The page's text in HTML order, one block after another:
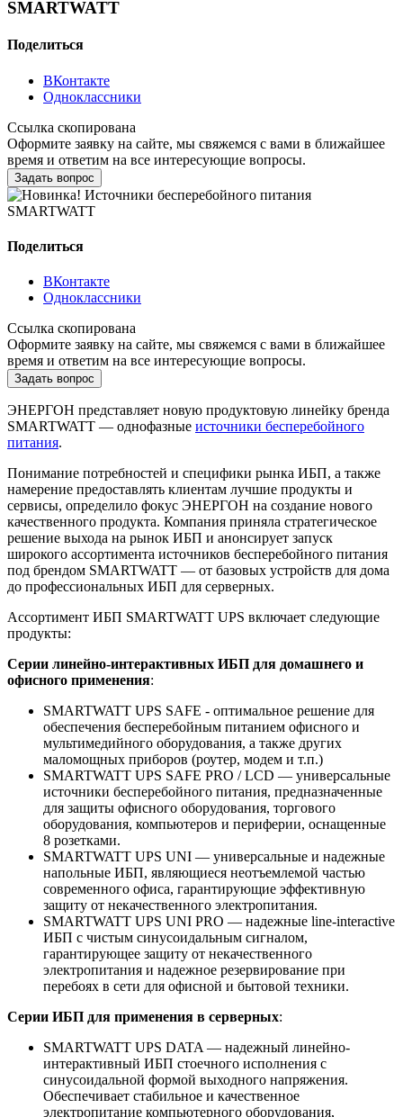
SMARTWATT
Поделиться
ВКонтакте
Одноклассники
Ссылка скопирована
Оформите заявку на сайте, мы свяжемся с вами в ближайшее
время и ответим на все интересующие вопросы.
Задать вопрос
Поделиться
ВКонтакте
Одноклассники
Ссылка скопирована
Оформите заявку на сайте, мы свяжемся с вами в ближайшее
время и ответим на все интересующие вопросы.
Задать вопрос
ЭНЕРГОН представляет новую продуктовую линейку бренда
SMARTWATT — однофазные источники бесперебойного
питания.
Понимание потребностей и специфики рынка ИБП, а также
намерение предоставлять клиентам лучшие продукты и
сервисы, определило фокус ЭНЕРГОН на создание нового
качественного продукта. Компания приняла стратегическое
решение выхода на рынок ИБП и анонсирует запуск
широкого ассортимента источников бесперебойного питания
под брендом SMARTWATT — от базовых устройств для дома
до профессиональных ИБП для серверных.
Ассортимент ИБП SMARTWATT UPS включает следующие
продукты:
Серии линейно-интерактивных ИБП для домашнего и
офисного применения:
SMARTWATT UPS SAFE - оптимальное решение для
обеспечения бесперебойным питанием офисного и
мультимедийного оборудования, а также других
маломощных приборов (роутер, модем и т.п.)
SMARTWATT UPS SAFE PRO / LCD — универсальные
источники бесперебойного питания, предназначенные
для защиты офисного оборудования, торгового
оборудования, компьютеров и периферии, оснащенные
8 розетками.
SMARTWATT UPS UNI — универсальные и надежные
напольные ИБП, являющиеся неотъемлемой частью
современного офиса, гарантирующие эффективную
защиту от некачественного электропитания.
SMARTWATT UPS UNI PRO — надежные line-interactive
ИБП с чистым синусоидальным сигналом,
гарантирующее защиту от некачественного
электропитания и надежное резервирование при
перебоях в сети для офисной и бытовой техники.
Серии ИБП для применения в серверных:
SMARTWATT UPS DATA — надежный линейно-
интерактивный ИБП стоечного исполнения с
синусоидальной формой выходного напряжения.
Обеспечивает стабильное и качественное
электропитание компьютерного оборудования,